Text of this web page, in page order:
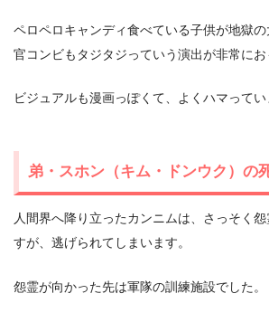
ペロペロキャンディ食べている子供が地獄
官コンビもタジタジっていう演出が非常にお
ビジュアルも漫画っぽくて、よくハマってい
弟・スホン（キム・ドンウク）の
人間界へ降り立ったカンニムは、さっそく
すが、逃げられてしまいます。
怨霊が向かった先は軍隊の訓練施設でした。